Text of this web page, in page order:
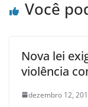
Você
Nova lei
violência
dezembro 12,